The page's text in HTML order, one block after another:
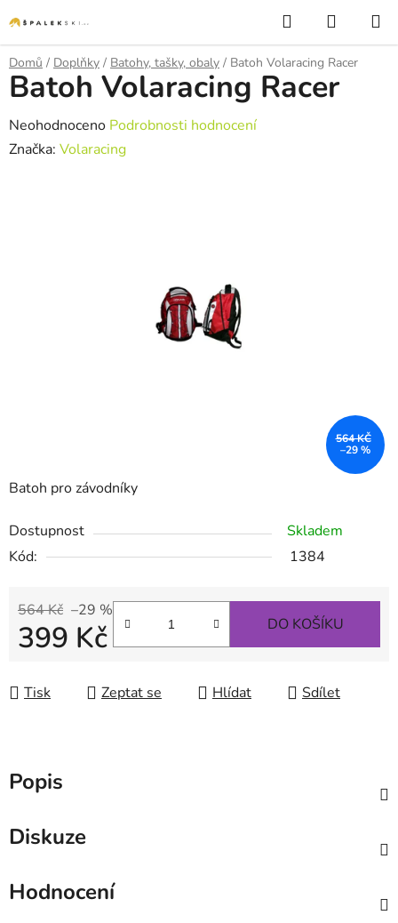
Hledat
Domů / Doplňky / Batohy, tašky, obaly / Batoh Volaracing Racer
Batoh pro závodníky
Dostupnost
Skladem
Kód:
1384
564 Kč –29 %
399 Kč DO KOŠÍKU
Tisk Zeptat se Hlídat Sdílet
Batoh Volaracing Racer
Průměrné hodnocení produktu je 0,0 z 5 hvězdiček.
Neohodnoceno Podrobnosti hodnocení
Značka: Volaracing
564 KČ
–29 %
Popis
Diskuze
Hodnocení